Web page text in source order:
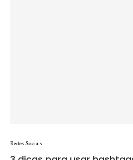
Redes Sociais